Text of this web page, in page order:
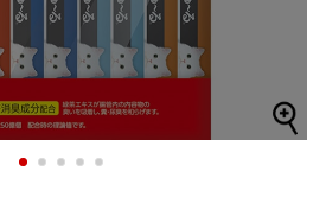
1 2 3 4 5